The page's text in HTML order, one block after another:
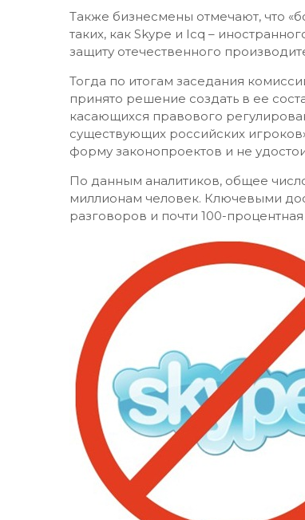
Также бизнесмены отмечают, что
таких, как Skype и Icq –
защиту отечественного
Тогда по итогам заседания
принято решение создать в ее
касающихся правового
существующих российских
форму законопроектов и не
По данным аналитиков, общее
миллионам человек. Ключевыми
разговоров и почти 100-